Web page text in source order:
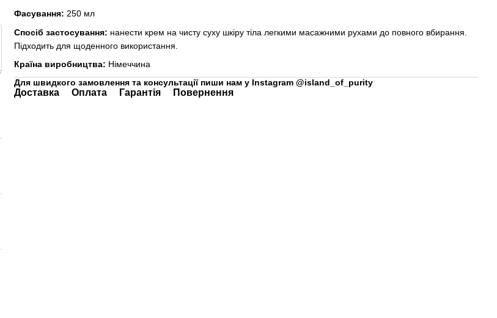
Фасування: 250 мл
Спосіб застосування: нанести крем на чисту суху шкіру тіла легкими масажними рухами до повного вбирання.
Підходить для щоденного використання.
Країна виробництва: Німеччина
Для швидкого замовлення та консультації пиши нам у Instagram @island_of_purity
Доставка Оплата Гарантія Повернення